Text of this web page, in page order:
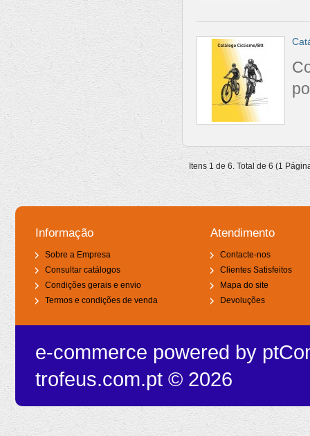
Itens 1 de 6. Total de 6 (1
Informação
Sobre a Empresa
Consultar catálogos
Condições gerais e envio
Termos e condições de venda
Atendimento
Contacte-nos
Clientes Satisfeitos
Mapa do site
Devoluções
e-commerce powered by
trofeus.com.pt © 2026